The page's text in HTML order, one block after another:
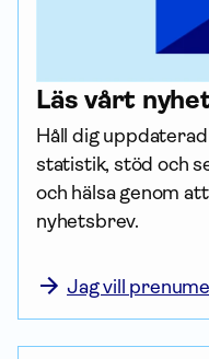
Läs vårt
Håll dig
statistik, stöd och
och hälsa genom
nyhetsbrev.
Jag vill